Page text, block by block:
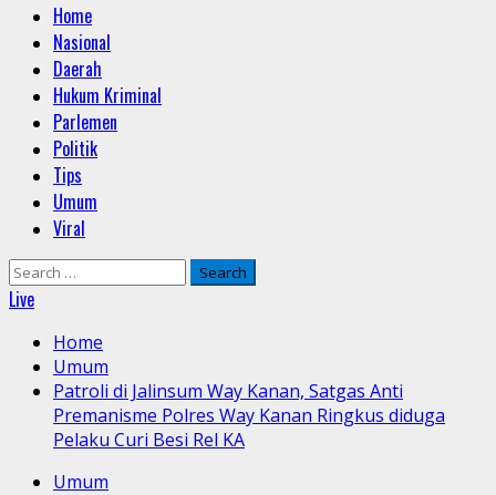
Primary
Menu
Home
Nasional
Daerah
Hukum Kriminal
Parlemen
Politik
Tips
Umum
Viral
Search
for:
Live
Home
Umum
Patroli di Jalinsum Way Kanan, Satgas Anti
Premanisme Polres Way Kanan Ringkus diduga
Pelaku Curi Besi Rel KA
Umum